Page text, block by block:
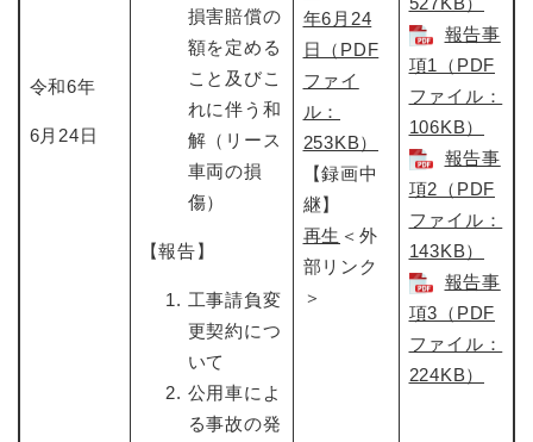
令和6年
6月24日
損害賠償の
額を定める
こと及びこ
れに伴う和
解（リース
車両の損
傷）
【報告】
工事請負変
更契約につ
いて
公用車によ
る事故の発
年6月24
日（PDF
ファイ
ル：
253KB）
【録画中
継】
再生 ＜外
部リンク
＞
報告事
項1（PDF
ファイル：
106KB）
報告事
項2（PDF
ファイル：
143KB）
報告事
項3（PDF
ファイル：
224KB）